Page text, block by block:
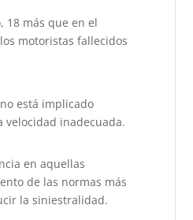
18 más que en el
motoristas fallecidos
está implicado
inadecuada.
en aquellas
de las normas más
la siniestralidad.